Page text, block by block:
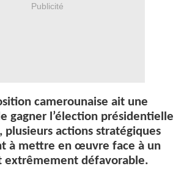
Publicité
camerounaise ait une
gagner l’élection présidentielle
plusieurs actions stratégiques
à mettre en œuvre face à un
extrêmement défavorable.